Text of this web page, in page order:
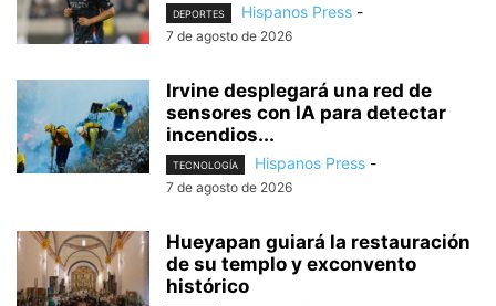
DEPORTES Hispanos Press -
7 de agosto de 2026
Irvine desplegará una red de
sensores con IA para detectar
incendios...
TECNOLOGÍA Hispanos Press -
7 de agosto de 2026
Hueyapan guiará la restauración
de su templo y exconvento
histórico